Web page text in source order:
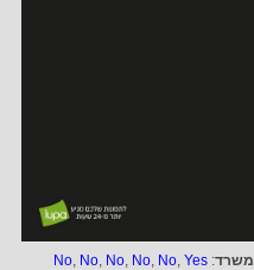
משרד:
No, No, No, No, No, Yes